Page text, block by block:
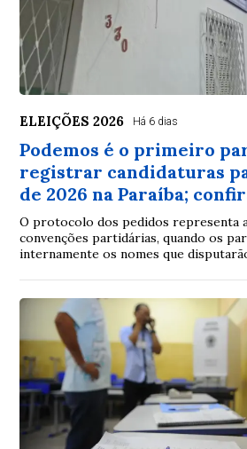
ELEIÇÕES 2026 Há 6 dias
Podemos é o primeiro
registrar candidaturas
de 2026 na Paraíba;
O protocolo dos pedidos representa
convenções partidárias, quando os
internamente os nomes que